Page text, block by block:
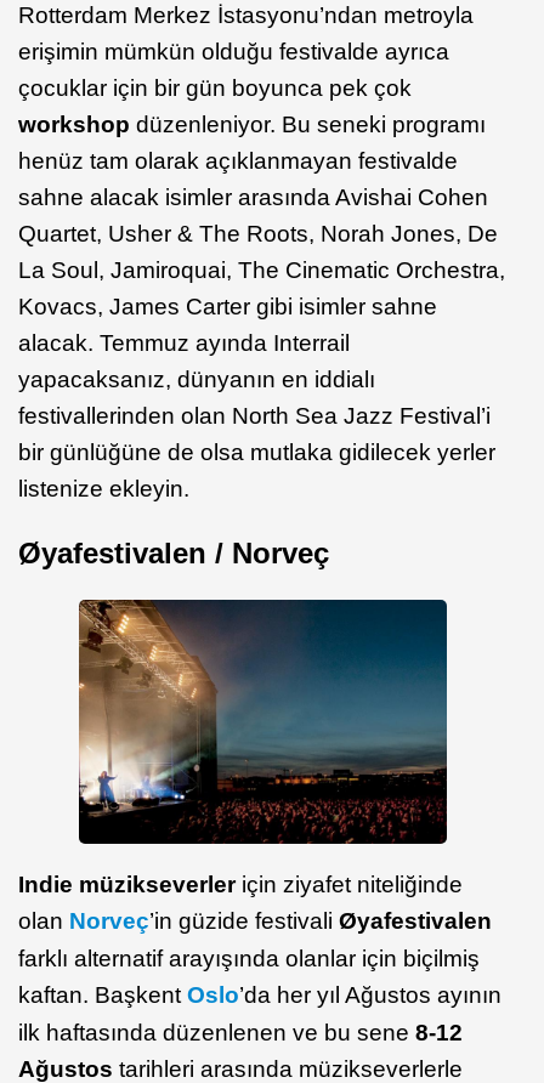
Rotterdam Merkez İstasyonu’ndan metroyla
erişimin mümkün olduğu festivalde ayrıca
çocuklar için bir gün boyunca pek çok
workshop düzenleniyor. Bu seneki programı
henüz tam olarak açıklanmayan festivalde
sahne alacak isimler arasında Avishai Cohen
Quartet, Usher & The Roots, Norah Jones, De
La Soul, Jamiroquai, The Cinematic Orchestra,
Kovacs, James Carter gibi isimler sahne
alacak. Temmuz ayında Interrail
yapacaksanız, dünyanın en iddialı
festivallerinden olan North Sea Jazz Festival’i
bir günlüğüne de olsa mutlaka gidilecek yerler
listenize ekleyin.
Øyafestivalen / Norveç
Indie müzikseverler için ziyafet niteliğinde
olan Norveç’in güzide festivali Øyafestivalen
farklı alternatif arayışında olanlar için biçilmiş
kaftan. Başkent Oslo’da her yıl Ağustos ayının
ilk haftasında düzenlenen ve bu sene 8-12
Ağustos tarihleri arasında müzikseverlerle